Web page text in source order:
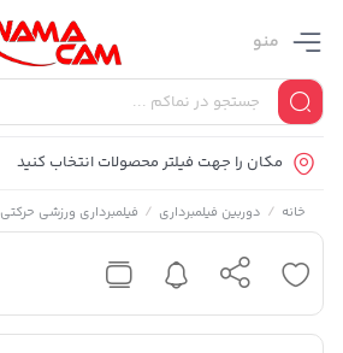
منو
مکان را جهت فیلتر محصولات انتخاب کنید
خانه / دوربین فیلمبرداری / فیلمبرداری ورزشی حرکتی